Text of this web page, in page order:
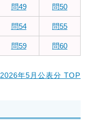
問49 問50
問54 問55
問59 問60
2026年5月公表分 TOP